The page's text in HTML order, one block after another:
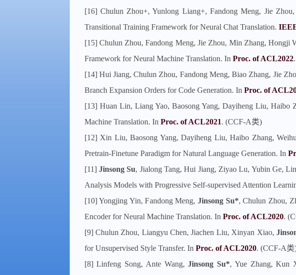
[16] Chulun Zhou+, Yunlong Liang+, Fandong Meng, Jie
Transitional Training Framework for Neural Chat Translation.
[15] Chulun Zhou, Fandong Meng, Jie Zhou, Min Zhang, Hongji
Framework for Neural Machine Translation. In Proc. of ACL2022
[14] Hui Jiang, Chulun Zhou, Fandong Meng, Biao Zhang, Jie
Branch Expansion Orders for Code Generation. In Proc. of
[13] Huan Lin, Liang Yao, Baosong Yang, Dayiheng Liu, Haibo
Machine Translation. In Proc. of ACL2021. (CCF-A类)
[12] Xin Liu, Baosong Yang, Dayiheng Liu, Haibo Zhang,
Pretrain-Finetune Paradigm for Natural Language Generation. In
[11] Jinsong Su, Jialong Tang, Hui Jiang, Ziyao Lu, Yubin Ge,
Analysis Models with Progressive Self-supervised Attention
[10] Yongjing Yin, Fandong Meng, Jinsong Su*, Chulun Zhou,
Encoder for Neural Machine Translation. In Proc. of ACL2020.
[9] Chulun Zhou, Liangyu Chen, Jiachen Liu, Xinyan Xiao,
for Unsupervised Style Transfer. In Proc. of ACL2020. (CCF-A类
[8] Linfeng Song, Ante Wang,Jinsong Su*, Yue Zhang, Kun